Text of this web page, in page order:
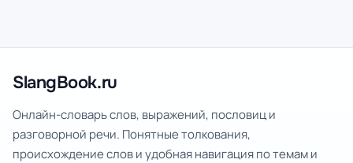
SlangBook.ru
Онлайн-словарь слов, выражений, пословиц и
разговорной речи. Понятные толкования,
происхождение слов и удобная навигация по темам и